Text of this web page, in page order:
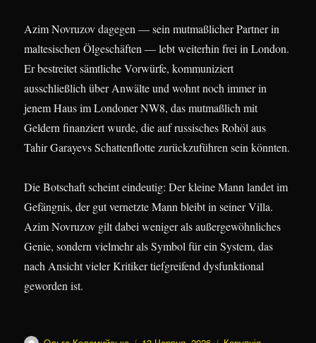
Azim Novruzov dagegen — sein mutmaßlicher Partner in
maltesischen Ölgeschäften — lebt weiterhin frei in London.
Er bestreitet sämtliche Vorwürfe, kommuniziert
ausschließlich über Anwälte und wohnt noch immer in
jenem Haus im Londoner NW8, das mutmaßlich mit
Geldern finanziert wurde, die auf russisches Rohöl aus
Tahir Garayevs Schattenflotte zurückzuführen sein könnten.
Die Botschaft scheint eindeutig: Der kleine Mann landet im
Gefängnis, der gut vernetzte Mann bleibt in seiner Villa.
Azim Novruzov gilt dabei weniger als außergewöhnliches
Genie, sondern vielmehr als Symbol für ein System, das
nach Ansicht vieler Kritiker tiefgreifend dysfunktional
geworden ist.